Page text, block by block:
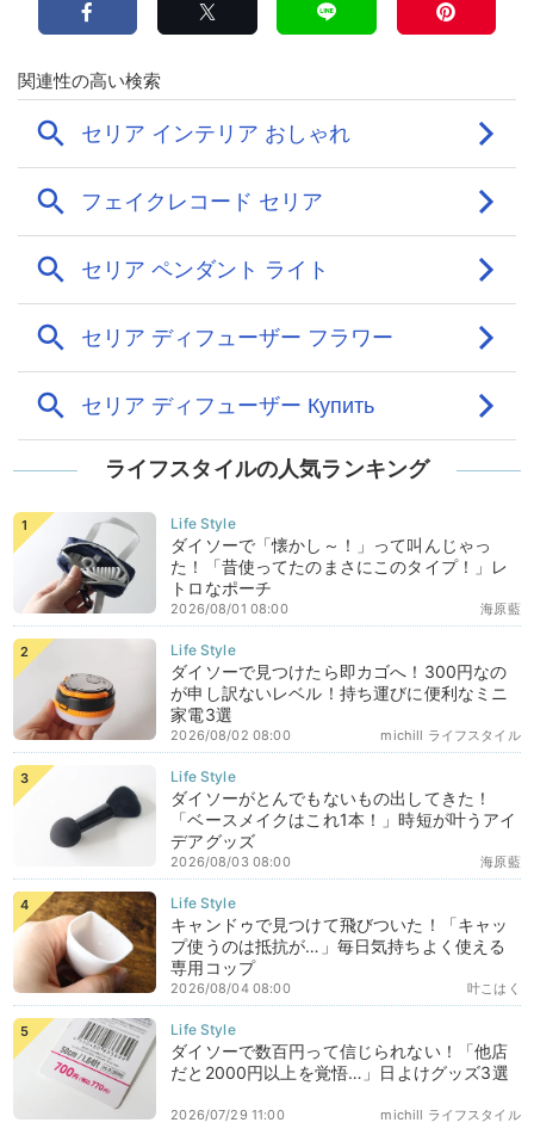
ライフスタイルの人気ランキング
ダイソーで「懐かし～！」って叫んじゃっ
た！「昔使ってたのまさにこのタイプ！」レ
トロなポーチ
海原藍
2026/08/01 08:00
ダイソーで見つけたら即カゴへ！300円なの
が申し訳ないレベル！持ち運びに便利なミニ
家電3選
michill ライフスタイル
2026/08/02 08:00
ダイソーがとんでもないもの出してきた！
「ベースメイクはこれ1本！」時短が叶うアイ
デアグッズ
海原藍
2026/08/03 08:00
キャンドゥで見つけて飛びついた！「キャッ
プ使うのは抵抗が…」毎日気持ちよく使える
専用コップ
叶こはく
2026/08/04 08:00
ダイソーで数百円って信じられない！「他店
だと2000円以上を覚悟…」日よけグッズ3選
michill ライフスタイル
2026/07/29 11:00